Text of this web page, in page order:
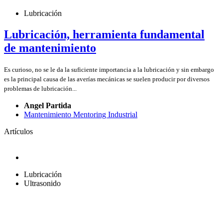
Lubricación
Lubricación, herramienta fundamental
de mantenimiento
Es curioso, no se le da la suficiente importancia a la lubricación y sin embargo
es la principal causa de las averías mecánicas se suelen producir por diversos
problemas de lubricación...
Angel Partida
Mantenimiento Mentoring Industrial
Artículos
Lubricación
Ultrasonido